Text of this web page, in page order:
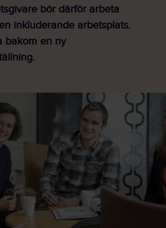
bör därför arbeta
inkluderande arbetsplats.
bakom en ny